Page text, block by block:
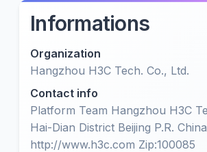
Informations
Organization
Hangzhou H3C Tech. Co., Ltd.
Contact info
Platform Team Hangzhou H3C
Hai-Dian District Beijing P.R. China
http://www.h3c.com Zip:100085